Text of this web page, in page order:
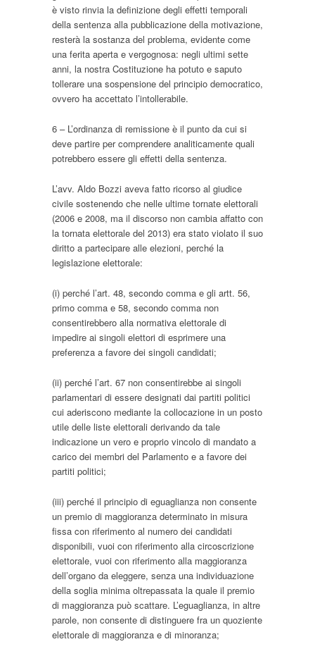
è visto rinvia la definizione degli effetti temporali
della sentenza alla pubblicazione della motivazione,
resterà la sostanza del problema, evidente come
una ferita aperta e vergognosa: negli ultimi sette
anni, la nostra Costituzione ha potuto e saputo
tollerare una sospensione del principio democratico,
ovvero ha accettato l’intollerabile.
6 – L’ordinanza di remissione è il punto da cui si
deve partire per comprendere analiticamente quali
potrebbero essere gli effetti della sentenza.
L’avv. Aldo Bozzi aveva fatto ricorso al giudice
civile sostenendo che nelle ultime tornate elettorali
(2006 e 2008, ma il discorso non cambia affatto con
la tornata elettorale del 2013) era stato violato il suo
diritto a partecipare alle elezioni, perché la
legislazione elettorale:
(i) perché l’art. 48, secondo comma e gli artt. 56,
primo comma e 58, secondo comma non
consentirebbero alla normativa elettorale di
impedire ai singoli elettori di esprimere una
preferenza a favore dei singoli candidati;
(ii) perché l’art. 67 non consentirebbe ai singoli
parlamentari di essere designati dai partiti politici
cui aderiscono mediante la collocazione in un posto
utile delle liste elettorali derivando da tale
indicazione un vero e proprio vincolo di mandato a
carico dei membri del Parlamento e a favore dei
partiti politici;
(iii) perché il principio di eguaglianza non consente
un premio di maggioranza determinato in misura
fissa con riferimento al numero dei candidati
disponibili, vuoi con riferimento alla circoscrizione
elettorale, vuoi con riferimento alla maggioranza
dell’organo da eleggere, senza una individuazione
della soglia minima oltrepassata la quale il premio
di maggioranza può scattare. L’eguaglianza, in altre
parole, non consente di distinguere fra un quoziente
elettorale di maggioranza e di minoranza;